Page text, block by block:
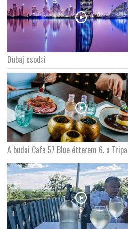
Dubaj csodái
A budai Cafe 57 Blue étterem 6. a